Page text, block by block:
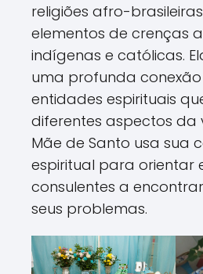
religiões afro-
elementos de crenças
indígenas e católicas.
uma profunda conexão
entidades espirituais
diferentes aspectos da
Mãe de Santo usa sua
espiritual para orientar
consulentes a
seus problemas.